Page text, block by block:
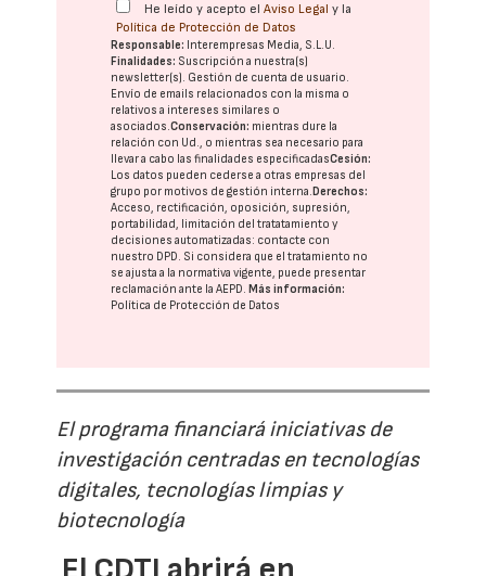
He leído y acepto elAviso Legal y la
Política de Protección de Datos
Responsable: Interempresas Media, S.L.U.
Finalidades: Suscripción a nuestra(s)
newsletter(s). Gestión de cuenta de usuario.
Envío de emails relacionados con la misma o
relativos a intereses similares o
asociados.Conservación: mientras dure la
relación con Ud., o mientras sea necesario para
llevar a cabo las finalidades especificadasCesión:
Los datos pueden cederse a otras empresas del
grupo por motivos de gestión interna. Derechos:
Acceso, rectificación, oposición, supresión,
portabilidad, limitación del tratatamiento y
decisiones automatizadas: contacte con
nuestro DPD. Si considera que el tratamiento no
se ajusta a la normativa vigente, puede presentar
reclamación ante laAEPD. Más información:
Política de Protección de Datos
El programa financiará iniciativas de
investigación centradas en tecnologías
digitales, tecnologías limpias y
biotecnología